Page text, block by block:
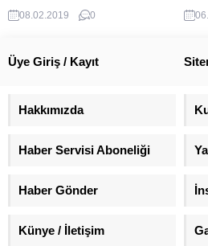
milyonlarca lira değerindeki
kaçak gergerdan boynuzu,
geçirildi.
08.02.2019 0
Üye Giriş / Kayıt
Hakkımızda
Haber Servisi Aboneliği
Haber Gönder
Künye / İletişim